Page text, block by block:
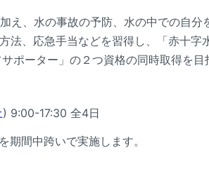
え、水の事故の予防、水の中での自分
法、応急手当などを習得し、「赤十字
ポーター」の２つ資格の同時取得を目
) 9:00-17:30 全4日
間中跨いで実施します。